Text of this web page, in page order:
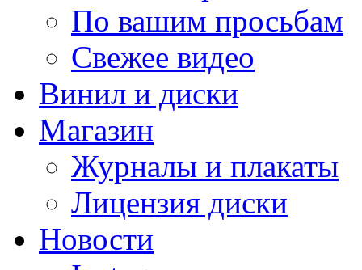
По вашим просьбам
Свежее видео
Винил и диски
Магазин
Журналы и плакаты
Лицензия диски
Новости